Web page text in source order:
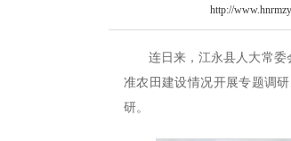
http://
连日来，江永县人大常
准农田建设情况开展专题调
研。